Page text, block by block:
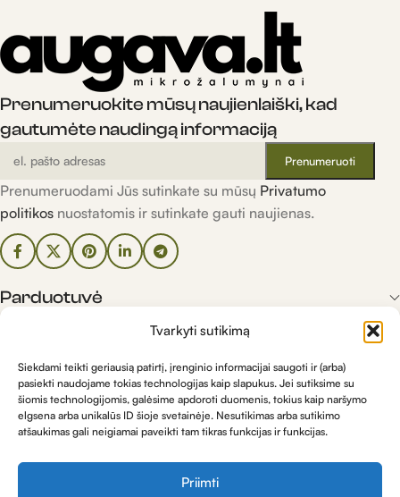
Tvarkyti sutikimą
Siekdami teikti geriausią patirtį, įrenginio informacijai saugoti ir (arba)
pasiekti naudojame tokias technologijas kaip slapukus. Jei sutiksime su
šiomis technologijomis, galėsime apdoroti duomenis, tokius kaip naršymo
elgsena arba unikalūs ID šioje svetainėje. Nesutikimas arba sutikimo
atšaukimas gali neigiamai paveikti tam tikras funkcijas ir funkcijas.
Priimti
Prenumeruokite mūsų naujienlaiški, kad
gautumėte naudingą informaciją
Prenumeruodami Jūs sutinkate su mūsų Privatumo
politikos nuostatomis ir sutinkate gauti naujienas.
Parduotuvė
Kontaktai